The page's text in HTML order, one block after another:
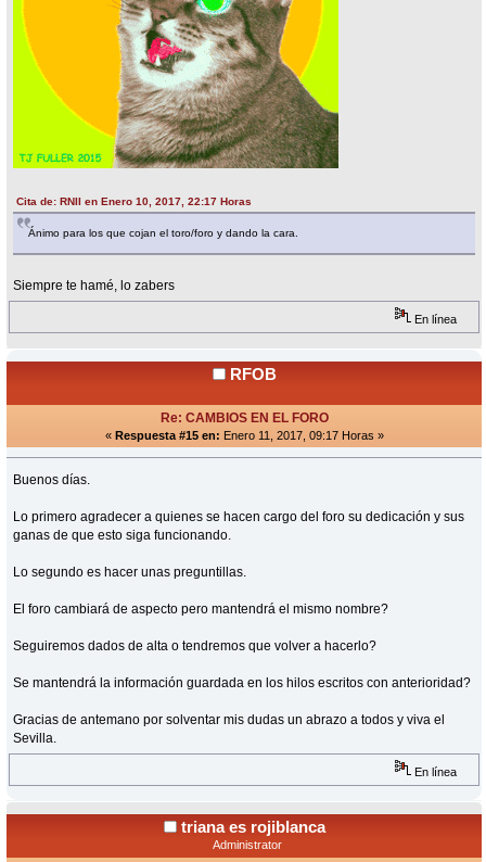
Cita de: RNII en Enero 10, 2017, 22:17 Horas
Ánimo para los que cojan el toro/foro y dando la cara.
Siempre te hamé, lo zabers
En línea
RFOB
Re: CAMBIOS EN EL FORO
« Respuesta #15 en: Enero 11, 2017, 09:17 Horas »
Buenos días.
Lo primero agradecer a quienes se hacen cargo del foro su dedicación y sus
ganas de que esto siga funcionando.
Lo segundo es hacer unas preguntillas.
El foro cambiará de aspecto pero mantendrá el mismo nombre?
Seguiremos dados de alta o tendremos que volver a hacerlo?
Se mantendrá la información guardada en los hilos escritos con anterioridad?
Gracias de antemano por solventar mis dudas un abrazo a todos y viva el
Sevilla.
En línea
triana es rojiblanca
Administrator